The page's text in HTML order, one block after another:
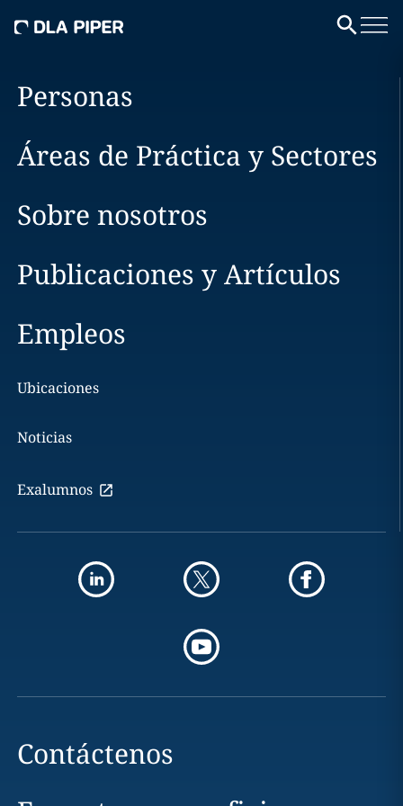
Personas
Áreas de Práctica y Sectores
Sobre nosotros
Publicaciones y Artículos
Empleos
Ubicaciones
Noticias
Exalumnos
Contáctenos